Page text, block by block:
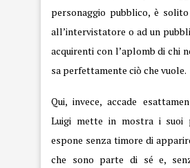
personaggio pubblico, è
all’intervistatore o ad un
acquirenti con l’aplomb di chi
sa perfettamente ciò che vuole.
Qui, invece, accade
Luigi mette in mostra i suoi
espone senza timore di
che sono parte di sé e,